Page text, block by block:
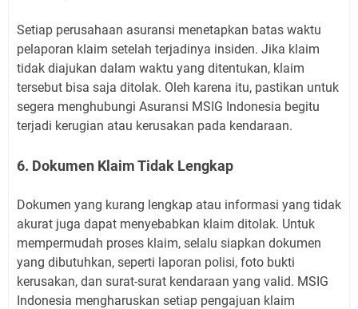
Setiap perusahaan asuransi menetapkan batas waktu
pelaporan klaim setelah terjadinya insiden. Jika klaim
tidak diajukan dalam waktu yang ditentukan, klaim
tersebut bisa saja ditolak. Oleh karena itu, pastikan untuk
segera menghubungi Asuransi MSIG Indonesia begitu
terjadi kerugian atau kerusakan pada kendaraan.
6. Dokumen Klaim Tidak Lengkap
Dokumen yang kurang lengkap atau informasi yang tidak
akurat juga dapat menyebabkan klaim ditolak. Untuk
mempermudah proses klaim, selalu siapkan dokumen
yang dibutuhkan, seperti laporan polisi, foto bukti
kerusakan, dan surat-surat kendaraan yang valid. MSIG
Indonesia mengharuskan setiap pengajuan klaim